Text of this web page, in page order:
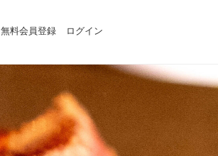
無料会員登録 ログイン